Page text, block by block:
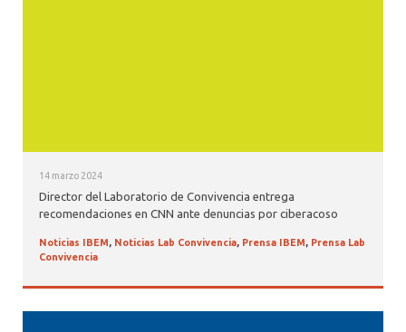
14 marzo 2024
Director del Laboratorio de Convivencia entrega
recomendaciones en CNN ante denuncias por ciberacoso
Noticias IBEM, Noticias Lab Convivencia, Prensa IBEM, Prensa Lab
Convivencia